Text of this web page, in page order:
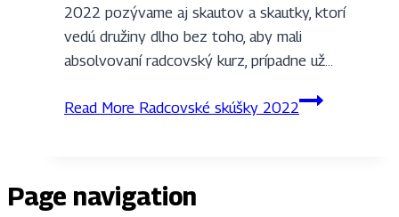
2022 pozývame aj skautov a skautky, ktorí
vedú družiny dlho bez toho, aby mali
absolvovaní radcovský kurz, prípadne už…
Read More Radcovské skúšky 2022
Page navigation